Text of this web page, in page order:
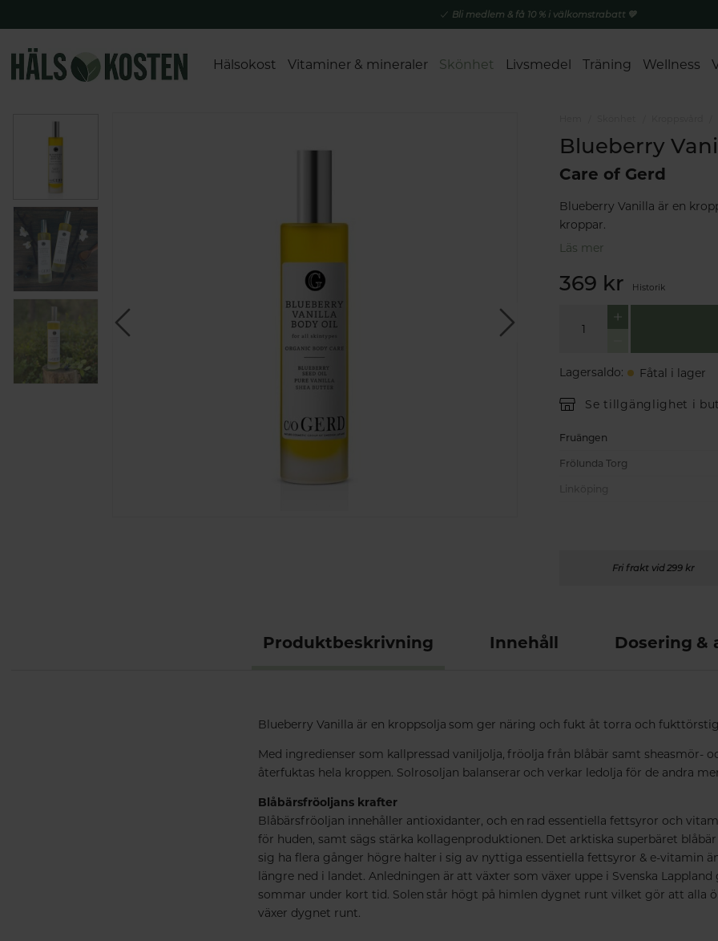
Bli medlem & få 10 % i välkomstrabatt 💚
Hälsokost Vitaminer & mineraler Skönhet Livsmedel Träning Wellness
Blueberry
Care of Gerd
Blueberry Vanilla är en
kroppar.
Läs mer
369 kr Historik
Lagersaldo: Fåtal i lager
Se tillgänglighet i
Fruängen
Frölunda Torg
Fri frakt vid 299 kr
Produktbeskrivning Innehåll Dosering &
Blueberry Vanilla är en kroppsolja som ger näring och fukt åt torra och
Med ingredienser som kallpressad vaniljolja, fröolja från blåbär samt sheasmör-
återfuktas hela kroppen. Solrosoljan balanserar och verkar ledolja för de andra
Blåbärsfröoljans krafter
Blåbärsfröoljan innehåller antioxidanter, och en rad essentiella fettsyror och
för huden, samt sägs stärka kollagenproduktionen. Det arktiska superbäret
sig ha flera gånger högre halter i sig av nyttiga essentiella fettsyror & e-vitamin
längre ned i landet. Anledningen är att växter som växer uppe i Svenska
sommar under kort tid. Solen står högt på himlen dygnet runt vilket gör att alla
växer dygnet runt.